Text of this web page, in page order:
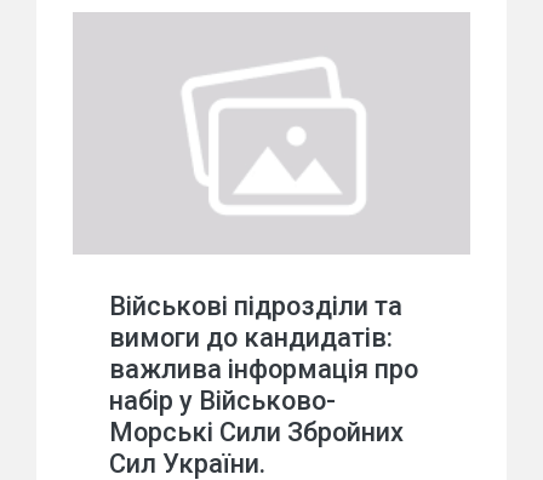
Військові підрозділи та
вимоги до кандидатів:
важлива інформація про
набір у Військово-
Морські Сили Збройних
Сил України.